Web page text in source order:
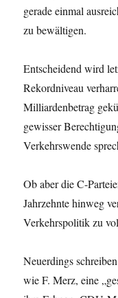
gerade einmal
zu bewältigen.
Entscheidend wird
Rekordniveau
Milliardenbetrag
gewisser
Verkehrswende
Ob aber die C-
Jahrzehnte hinweg
Verkehrspolitik zu
Neuerdings
wie F. Merz, eine